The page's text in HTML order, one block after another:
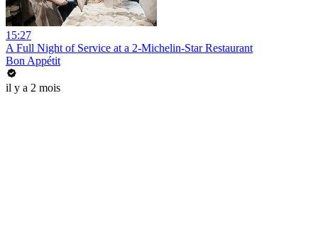
15:27
A Full Night of Service at a 2-Michelin-Star Restaurant
Bon Appétit
il y a 2 mois